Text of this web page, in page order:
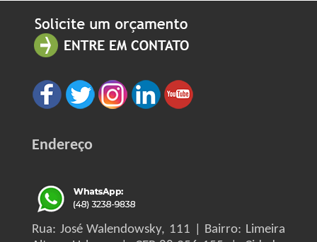
Endereço
Rua: José Walendowsky, 111 | Bairro: Limeira